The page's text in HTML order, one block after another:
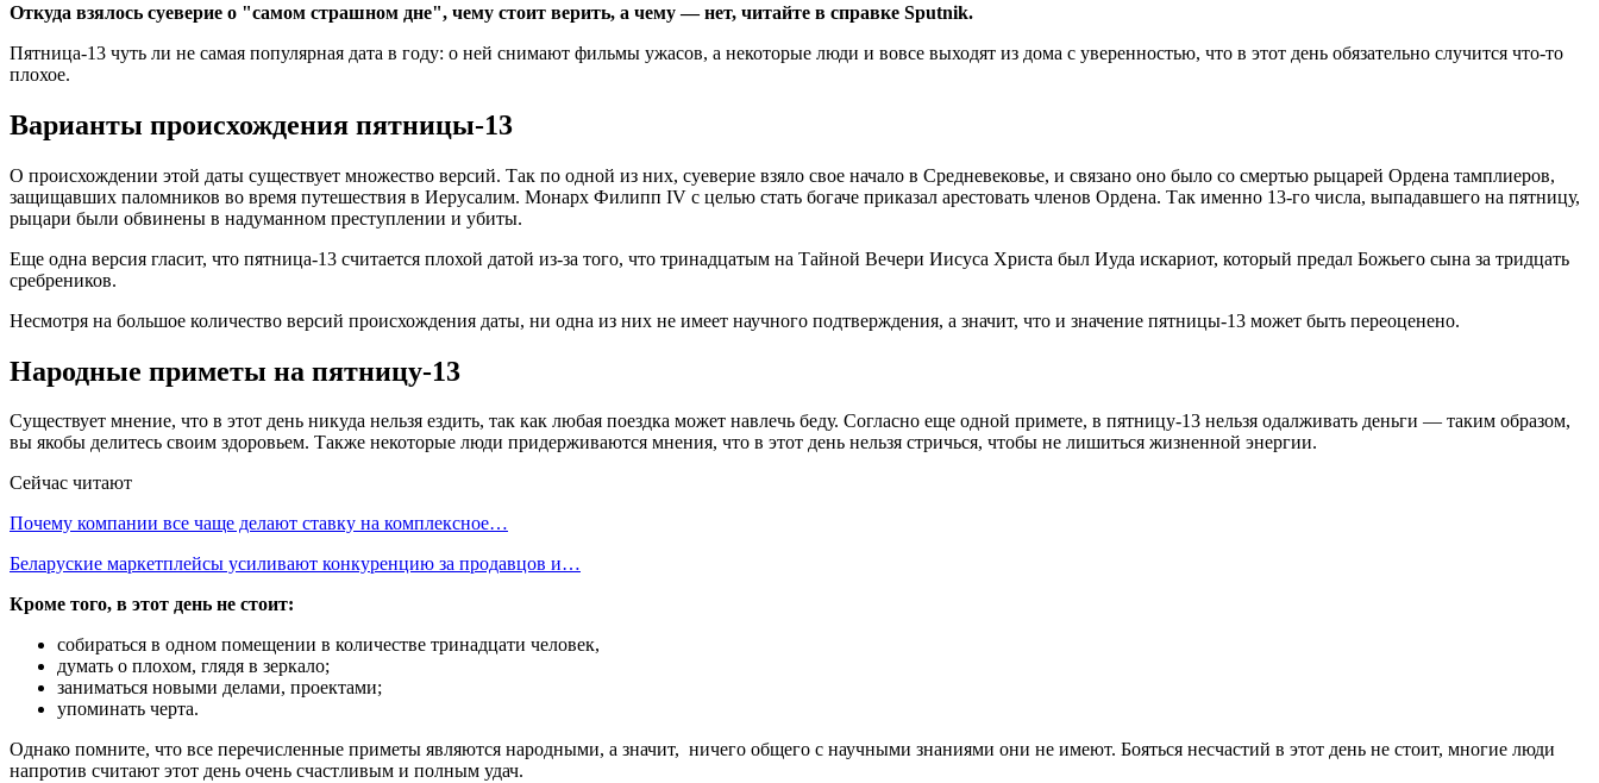
Откуда взялось суеверие о "самом страшном дне", чему стоит верить, а чему — нет, читайте в справке Sputnik.
Пятница-13 чуть ли не самая популярная дата в году: о ней снимают фильмы ужасов, а некоторые люди и вовсе выходят из дома с уверенностью, что в этот день обязательно случится что-то
плохое.
Варианты происхождения пятницы-13
О происхождении этой даты существует множество версий. Так по одной из них, суеверие взяло свое начало в Средневековье, и связано оно было со смертью рыцарей Ордена тамплиеров,
защищавших паломников во время путешествия в Иерусалим. Монарх Филипп IV с целью стать богаче приказал арестовать членов Ордена. Так именно 13-го числа, выпадавшего на пятницу,
рыцари были обвинены в надуманном преступлении и убиты.
Еще одна версия гласит, что пятница-13 считается плохой датой из-за того, что тринадцатым на Тайной Вечери Иисуса Христа был Иуда искариот, который предал Божьего сына за тридцать
сребреников.
Несмотря на большое количество версий происхождения даты, ни одна из них не имеет научного подтверждения, а значит, что и значение пятницы-13 может быть переоценено.
Народные приметы на пятницу-13
Существует мнение, что в этот день никуда нельзя ездить, так как любая поездка может навлечь беду. Согласно еще одной примете, в пятницу-13 нельзя одалживать деньги — таким образом,
вы якобы делитесь своим здоровьем. Также некоторые люди придерживаются мнения, что в этот день нельзя стричься, чтобы не лишиться жизненной энергии.
Сейчас читают
Почему компании все чаще делают ставку на комплексное…
Беларуские маркетплейсы усиливают конкуренцию за продавцов и…
Кроме того, в этот день не стоит:
собираться в одном помещении в количестве тринадцати человек,
думать о плохом, глядя в зеркало;
заниматься новыми делами, проектами;
упоминать черта.
Однако помните, что все перечисленные приметы являются народными, а значит, ничего общего с научными знаниями они не имеют. Бояться несчастий в этот день не стоит, многие люди
напротив считают этот день очень счастливым и полным удач.